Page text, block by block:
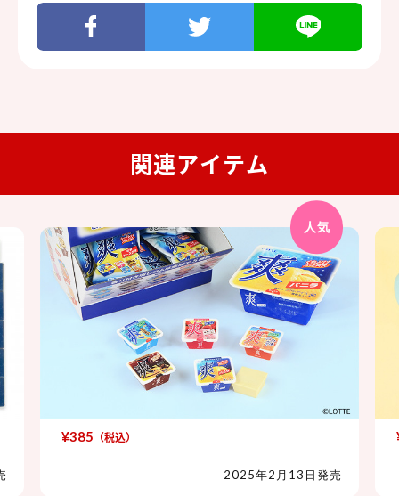
関連アイテム
人気
爽 シークレットアイス消しゴム
¥385 （税込）
2025年2月13日発売